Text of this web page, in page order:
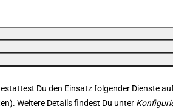
Du den Einsatz folgender Dienste
Weitere Details findest Du unter